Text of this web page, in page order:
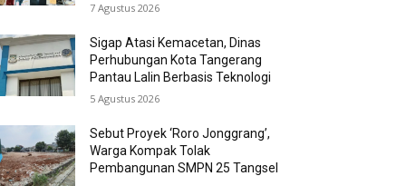
7 Agustus 2026
Sigap Atasi Kemacetan, Dinas
Perhubungan Kota Tangerang
Pantau Lalin Berbasis Teknologi
5 Agustus 2026
Sebut Proyek ‘Roro Jonggrang’,
Warga Kompak Tolak
Pembangunan SMPN 25 Tangsel